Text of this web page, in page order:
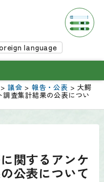
language
> 議会 > 報告・公表 > 大鰐
査集計結果の公表につい
関するアンケ
公表について